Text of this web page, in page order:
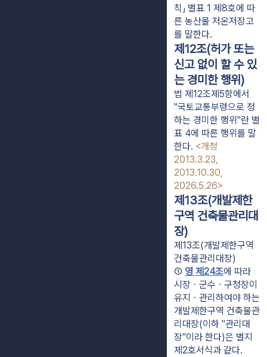
칙」 별표 1 제8호에 따
른 농산물 저온저장고
를 말한다.
제12조(허가 또는
신고 없이 할 수 있
는 경미한 행위)
법 제12조제5항에서
"국토교통부령으로 정
하는 경미한 행위"란 별
표 4에 따른 행위를 말
한다. <개정
2013.3.23,
2013.10.30,
2026.5.26>
제13조(개발제한
구역 건축물관리대
장)
제13조(개발제한구역
건축물관리대장)
① 영 제24조에 따라
시장ㆍ군수ㆍ구청장이
유지ㆍ관리하여야 하는
개발제한구역 건축물관
리대장(이하 "관리대
장"이라 한다)은 별지
제2호서식과 같다.